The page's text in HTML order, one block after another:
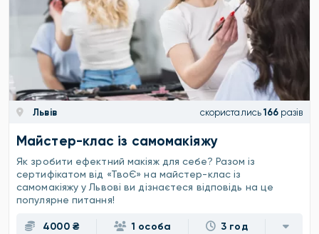
Львів скористались 166 разів
Майстер-клас із самомакіяжу
Як зробити ефектний макіяж для себе? Разом із
сертифікатом від «ТвоЄ» на майстер-клас із
самомакіяжу у Львові ви дізнаєтеся відповідь на це
популярне питання!
4000 ₴ 1 особа 3 год